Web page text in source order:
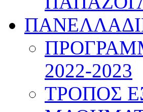
2022-2023
ΤΡΟΠΟΣ